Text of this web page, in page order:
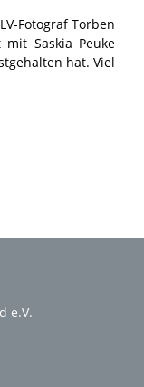
Fotograf Torben
Saskia Peuke
hat. Viel
e.V.